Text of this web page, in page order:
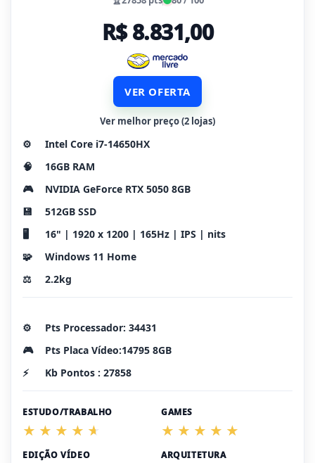
R$ 8.831,00
VER OFERTA
Ver melhor preço (2 lojas)
⚙️
Intel Core i7-14650HX
🧠
16GB RAM
🎮
NVIDIA GeForce RTX 5050 8GB
💾
512GB SSD
🖥️
16" | 1920 x 1200 | 165Hz | IPS | nits
🧩
Windows 11 Home
⚖️
2.2kg
⚙️
Pts Processador: 34431
🎮
Pts Placa Vídeo:14795 8GB
⚡
Kb Pontos : 27858
ESTUDO/TRABALHO GAMES
EDIÇÃO VÍDEO ARQUITETURA